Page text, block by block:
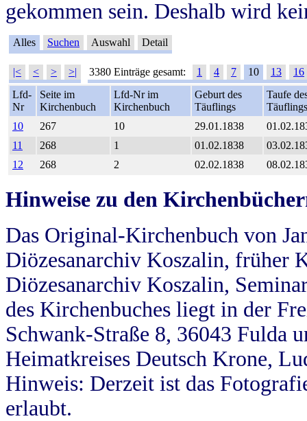
gekommen sein. Deshalb wird
Alles Suchen Auswahl Detail
|< < > >| 3380 Einträge gesamt: 1 4 7 10 13
16
Lfd-
Nr
Seite im
Kirchenbuch
Lfd-Nr im
Kirchenbuch
Geburt des
Täuflings
Taufe
Täuflings
10
267 10 29.01.1838
11
268 1 01.02.1838
12
268 2 02.02.1838
Hinweise zu den
Das Original-Kirchenbuch von
Diözesanarchiv Koszalin, früher
Diözesanarchiv Koszalin,
des Kirchenbuches liegt in der
Schwank-Straße 8, 36043 Fulda
Heimatkreises Deutsch Krone,
Hinweis: Derzeit ist das
erlaubt.